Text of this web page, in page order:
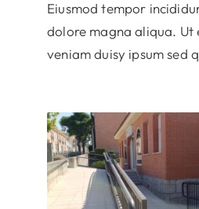
Eiusmod tempor
dolore magna aliqua. Ut
veniam duisy ipsum sed